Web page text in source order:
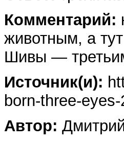
Комментарий:
животным, а
Шивы —
Источник(и):
born-three-
Автор: